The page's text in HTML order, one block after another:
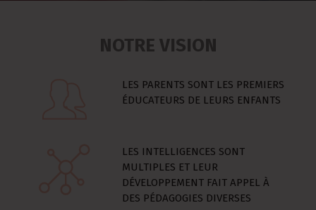
NOTRE VISION
LES PARENTS SONT LES PREMIERS
ÉDUCATEURS DE LEURS ENFANTS
LES INTELLIGENCES SONT
MULTIPLES ET LEUR
DÉVELOPPEMENT FAIT APPEL À
DES PÉDAGOGIES DIVERSES